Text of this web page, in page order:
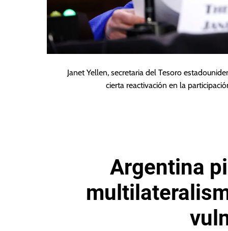
Janet Yellen, secretaria del Tesoro
cierta reactivación en la
Argentina